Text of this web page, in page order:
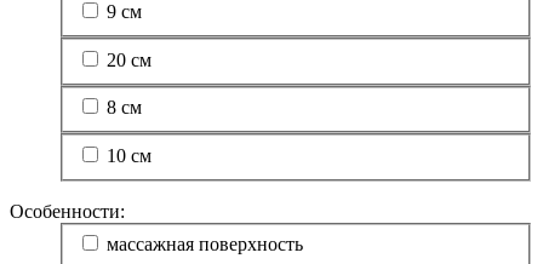
9 см
20 см
8 см
10 см
Особенности:
массажная поверхность